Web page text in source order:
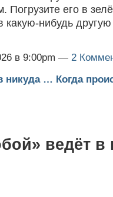
Погрузите его в
какую-нибудь
в 9:00pm — 2
никуда … Когда
ведёт в